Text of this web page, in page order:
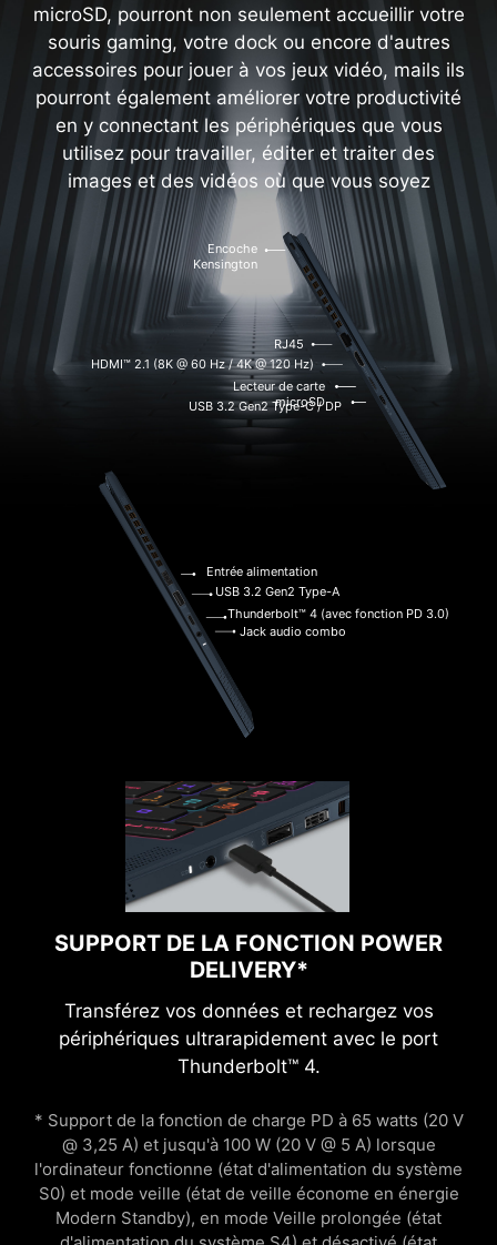
microSD, pourront non seulement accueillir votre
souris gaming, votre dock ou encore d'autres
accessoires pour jouer à vos jeux vidéo, mails ils
pourront également améliorer votre productivité
en y connectant les périphériques que vous
utilisez pour travailler, éditer et traiter des
images et des vidéos où que vous soyez
Encoche
Kensington
RJ45
HDMI™ 2.1 (8K @ 60 Hz / 4K @ 120 Hz)
Lecteur de carte
microSD
USB 3.2 Gen2 Type-C / DP
Entrée alimentation
USB 3.2 Gen2 Type-A
Thunderbolt™ 4 (avec fonction PD 3.0)
Jack audio combo
SUPPORT DE LA FONCTION POWER
DELIVERY*
Transférez vos données et rechargez vos
périphériques ultrarapidement avec le port
Thunderbolt™ 4.
* Support de la fonction de charge PD à 65 watts (20 V
@ 3,25 A) et jusqu'à 100 W (20 V @ 5 A) lorsque
l'ordinateur fonctionne (état d'alimentation du système
S0) et mode veille (état de veille économe en énergie
Modern Standby), en mode Veille prolongée (état